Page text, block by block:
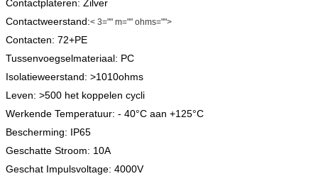
Contactplateren: Zilver
Contactweerstand:< 3="" m="" ohms="">
Contacten: 72+PE
Tussenvoegselmateriaal: PC
Isolatieweerstand: >1010ohms
Leven: >500 het koppelen cycli
Werkende Temperatuur: - 40°C aan +125°C
Bescherming: IP65
Geschatte Stroom: 10A
Geschat Impulsvoltage: 4000V